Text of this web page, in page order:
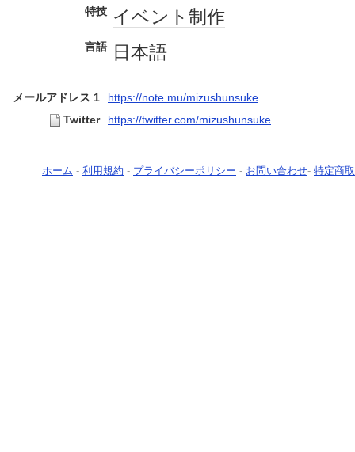
特技 イベント 制作
言語 日本語
メールアドレス 1
https://note.mu/mizushunsuke
Twitter
https://twitter.com/mizushunsuke
ホーム - 利用規約 - プライバシーポリシー - お問い合わせ- 特定商